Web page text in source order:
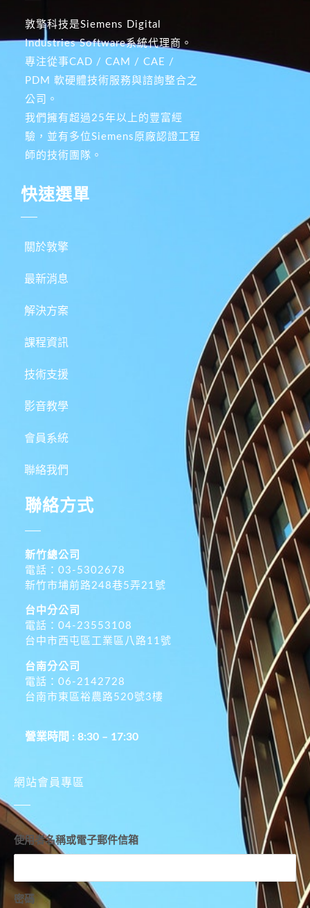
敦擎科技是Siemens Digital
Industries Software系統代理商。
專注從事CAD / CAM / CAE /
PDM 軟硬體技術服務與諮詢整合之
公司。
我們擁有超過25年以上的豐富經
驗，並有多位Siemens原廠認證工程
師的技術團隊。
快速選單
關於敦擎
最新消息
解決方案
課程資訊
技術支援
影音教學
會員系統
聯絡我們
聯絡方式
新竹總公司
電話：03-5302678
新竹市埔前路248巷5弄21號
台中分公司
電話：04-23553108
台中市西屯區工業區八路11號
台南分公司
電話：06-2142728
台南市東區裕農路520號3樓
營業時間 : 8:30 – 17:30
網站會員專區
使用者名稱或電子郵件信箱
密碼